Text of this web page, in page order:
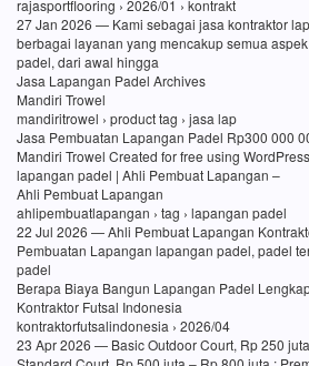
rajasportflooring › 2026/01 › kontrakt
27 Jan 2026 — Kami sebagai jasa kontraktor
berbagai layanan yang mencakup semua
padel, dari awal hingga
Jasa Lapangan Padel Archives
Mandiri Trowel
mandiritrowel › product tag › jasa lap
Jasa Pembuatan Lapangan Padel Rp300 000
Mandiri Trowel Created for free using
lapangan padel | Ahli Pembuat Lapangan –
Ahli Pembuat Lapangan
ahlipembuatlapangan › tag › lapangan padel
22 Jul 2026 — Ahli Pembuat Lapangan
Pembuatan Lapangan lapangan padel, padel
padel
Berapa Biaya Bangun Lapangan Padel
Kontraktor Futsal Indonesia
kontraktorfutsalindonesia › 2026/04
23 Apr 2026 — Basic Outdoor Court, Rp 250